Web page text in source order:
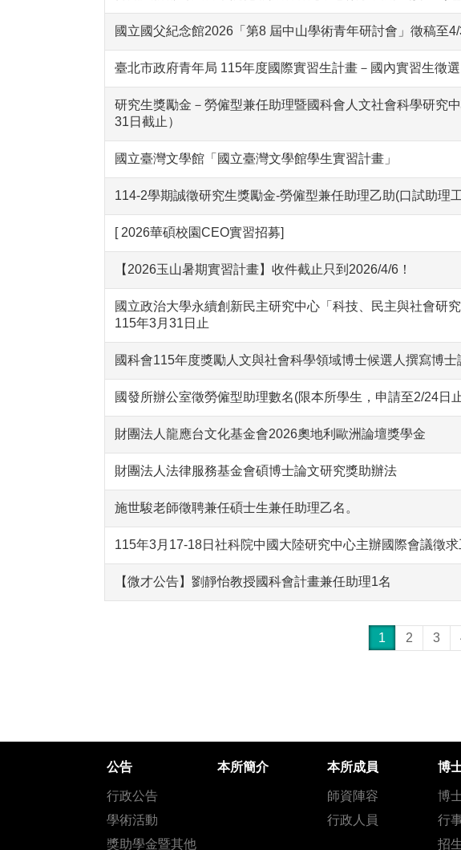
國立國父紀念館2026「第8 屆中山學術青年研討會」徵稿至4/
臺北市政府青年局 115年度國際實習生計畫－國內實習生徵選
研究生獎勵金－勞僱型兼任助理暨國科會人文社會科學研究
31日截止）
國立臺灣文學館「國立臺灣文學館學生實習計畫」
114-2學期誠徵研究生獎勵金-勞僱型兼任助理乙助(口試助理
[ 2026華碩校園CEO實習招募]
【2026玉山暑期實習計畫】收件截止只到2026/4/6！
國立政治大學永續創新民主研究中心「科技、民主與社會研
115年3月31日止
國科會115年度獎勵人文與社會科學領域博士候選人撰寫博
國發所辦公室徵勞僱型助理數名(限本所學生，申請至2/24日
財團法人龍應台文化基金會2026奧地利歐洲論壇獎學金
財團法人法律服務基金會碩博士論文研究獎助辦法
施世駿老師徵聘兼任碩士生兼任助理乙名。
115年3月17-18日社科院中國大陸研究中心主辦國際會議徵
【微才公告】劉靜怡教授國科會計畫兼任助理1名
1 2 3
公告
行政公告
學術活動
獎助學金暨其他
本所簡介 本所成員
師資陣容
行政人員
博
博
行
招